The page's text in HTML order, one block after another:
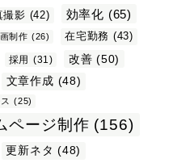
撮影 (42) 効率化 (65)
制作 (26) 在宅勤務 (43)
採用 (31) 改善 (50)
文章作成 (48)
(25)
ページ制作 (156)
更新ネタ (48)